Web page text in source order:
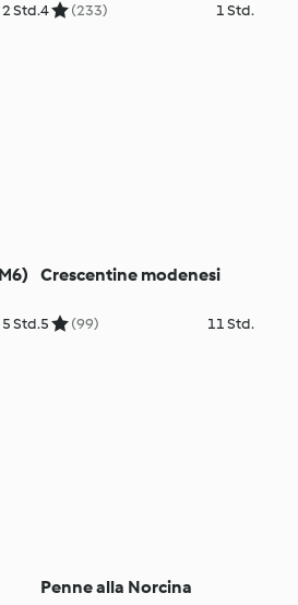
2 Std.4 (233) 1 Std.
5 Std.
Crescentine modenesi
5 (99) 11 Std.
Penne alla Norcina